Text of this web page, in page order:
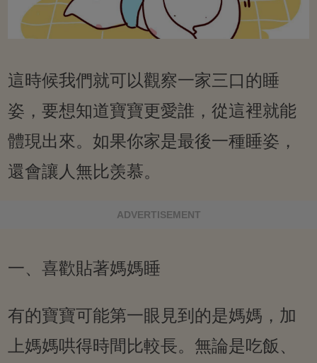
這時候我們就可以觀察一家三口的睡
姿，要想知道寶寶更愛誰，從這裡就能
體現出來。如果你家是最後一種睡姿，
還會讓人無比羡慕。
ADVERTISEMENT
一、喜歡貼著媽媽睡
有的寶寶可能第一眼見到的是媽媽，加
上媽媽哄得時間比較長。無論是吃飯、